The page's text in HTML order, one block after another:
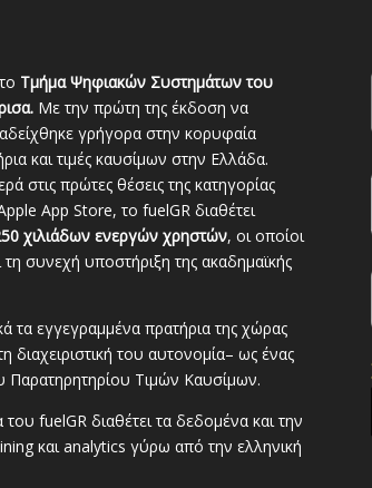
Τμήμα Ψηφιακών Συστημάτων του
Με την πρώτη της έκδοση να
γρήγορα στην κορυφαία
και τιμές καυσίμων στην Ελλάδα.
στις πρώτες θέσεις της κατηγορίας
App Store, το fuelGR διαθέτει
χιλιάδων ενεργών χρηστών, οι οποίοι
συνεχή υποστήριξη της ακαδημαϊκής
τα εγγεγραμμένα πρατήρια της χώρας
του αυτονομία– ως ένας
Τιμών Καυσίμων.
fuelGR διαθέτει τα δεδομένα και την
και analytics γύρω από την ελληνική